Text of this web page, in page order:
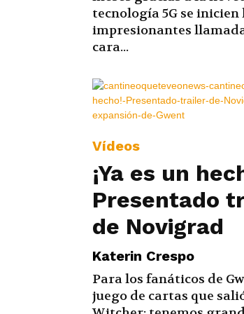
tecnología 5G se inicien
impresionantes
cara...
Vídeos
¡Ya es un
Presentado
de Novigrad
Katerin Crespo
Para los fanáticos de
juego de cartas que